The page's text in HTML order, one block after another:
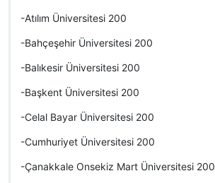
-Atılım Üniversitesi 200
-Bahçeşehir Üniversitesi 200
-Balıkesir Üniversitesi 200
-Başkent Üniversitesi 200
-Celal Bayar Üniversitesi 200
-Cumhuriyet Üniversitesi 200
-Çanakkale Onsekiz Mart Üniversitesi 200